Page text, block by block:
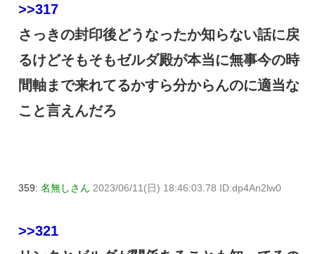
>>317
さっきの封印後どうなったか知らない話に戻
るけどそもそもゼルダ殿が本当に無事今の時
間軸まで来れてるかすら分からんのに適当な
こと言えんだろ
359: 名無しさん 2023/06/11(日) 18:46:03.78 ID:dp4An2lw0
>>321